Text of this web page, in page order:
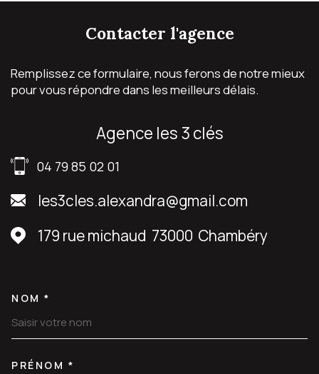
contacter l'agence
Remplissez ce formulaire, nous ferons de notre mieux
pour vous répondre dans les meilleurs délais.
agence les 3 clés
04 79 85 02 01
les3cles.alexandra@gmail.com
179 rue michaud 73000 Chambéry
NOM *
PRÉNOM *